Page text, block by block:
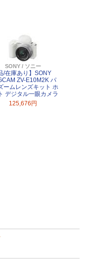
SONY / ソニー
/在庫あり】SONY
ZV-E10M2K パ
ームレンズキット ホ
デジタル一眼カメラ
125,676円